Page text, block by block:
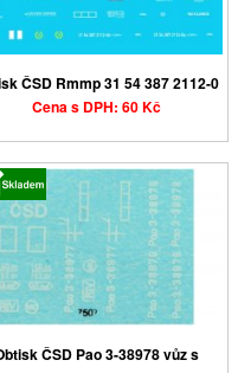
ČSD Rmmp 31 54 387 2112-0
Cena s DPH: 60 Kč
ČSD Pao 3-38978 vůz s